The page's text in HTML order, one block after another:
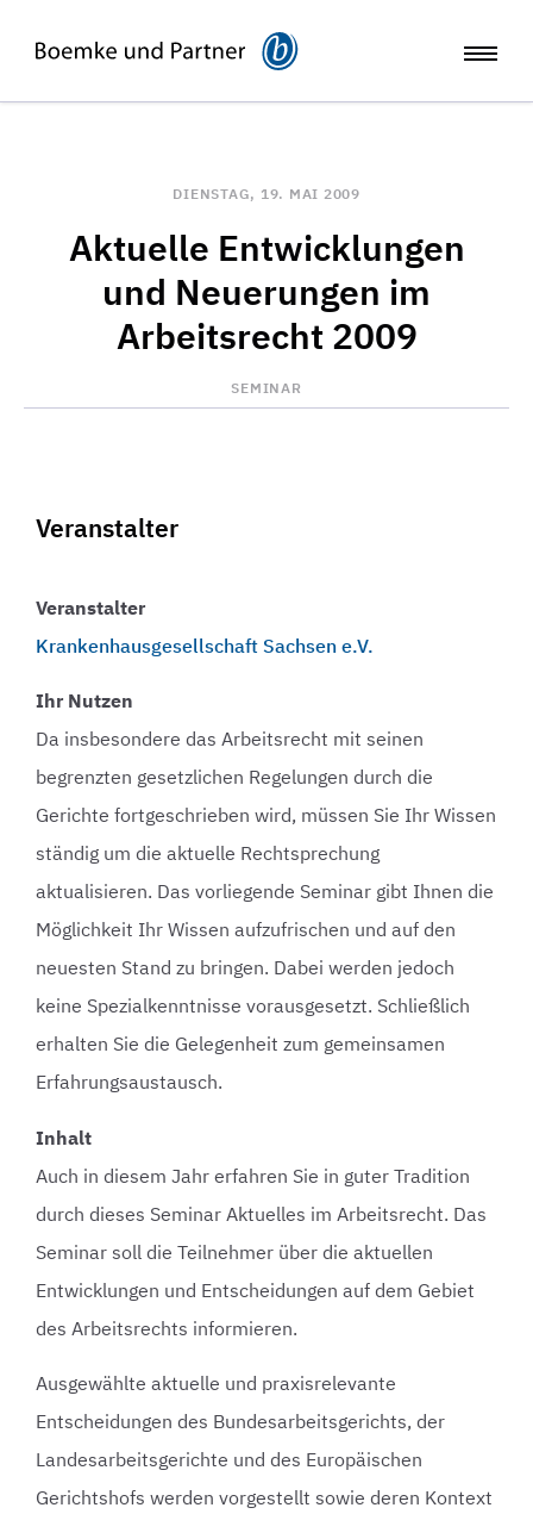
DIENSTAG, 19. MAI 2009
Aktuelle Entwicklungen
und Neuerungen im
Arbeitsrecht 2009
SEMINAR
Veranstalter
Veranstalter
Krankenhausgesellschaft Sachsen e.V.
Ihr Nutzen
Da insbesondere das Arbeitsrecht mit seinen
begrenzten gesetzlichen Regelungen durch die
Gerichte fortgeschrieben wird, müssen Sie Ihr Wissen
ständig um die aktuelle Rechtsprechung
aktualisieren. Das vorliegende Seminar gibt Ihnen die
Möglichkeit Ihr Wissen aufzufrischen und auf den
neuesten Stand zu bringen. Dabei werden jedoch
keine Spezialkenntnisse vorausgesetzt. Schließlich
erhalten Sie die Gelegenheit zum gemeinsamen
Erfahrungsaustausch.
Inhalt
Auch in diesem Jahr erfahren Sie in guter Tradition
durch dieses Seminar Aktuelles im Arbeitsrecht. Das
Seminar soll die Teilnehmer über die aktuellen
Entwicklungen und Entscheidungen auf dem Gebiet
des Arbeitsrechts informieren.
Ausgewählte aktuelle und praxisrelevante
Entscheidungen des Bundesarbeitsgerichts, der
Landesarbeitsgerichte und des Europäischen
Gerichtshofs werden vorgestellt sowie deren Kontext